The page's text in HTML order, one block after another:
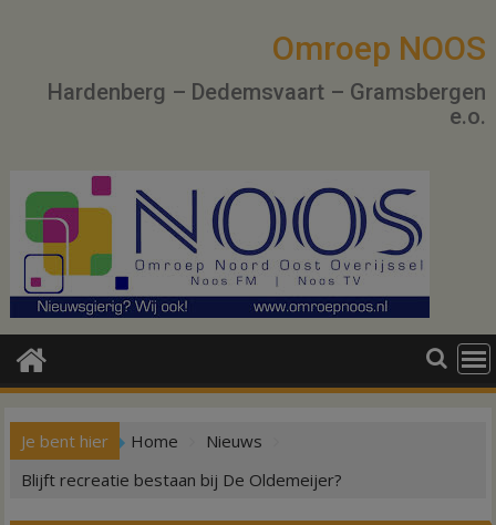
Omroep NOOS
Hardenberg – Dedemsvaart – Gramsbergen
e.o.
Je bent hier Home
Nieuws
Blijft recreatie bestaan bij De Oldemeijer?